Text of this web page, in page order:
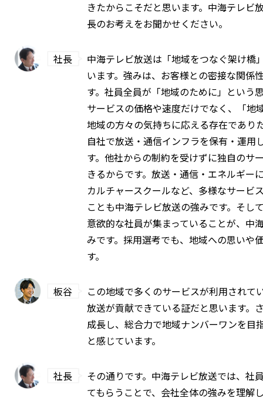
きたからこそだと思います。中海テレビ
長のお考えをお聞かせください。
社長
中海テレビ放送は「地域をつなぐ架け橋
います。強みは、お客様との密接な関係
す。社員全員が「地域のために」という
サービスの価格や速度だけでなく、「地
地域の方々の気持ちに応える存在であり
自社で放送・通信インフラを保有・運用
す。他社からの制約を受けずに独自のサ
きるからです。放送・通信・エネルギー
カルチャースクールなど、多様なサービ
ことも中海テレビ放送の強みです。そし
意欲的な社員が集まっていることが、中
みです。採用選考でも、地域への思いや
す。
板谷
この地域で多くのサービスが利用されて
放送が貢献できている証だと思います。
成長し、総合力で地域ナンバーワンを目
と感じています。
社長
その通りです。中海テレビ放送では、社
てもらうことで、会社全体の強みを理解